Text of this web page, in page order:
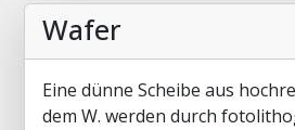
Wafer
Eine dünne Scheibe aus
dem W. werden durch